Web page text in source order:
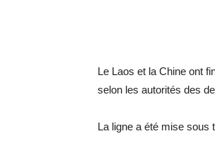
Le Laos et la Chine ont
selon les autorités des
La ligne a été mise sous